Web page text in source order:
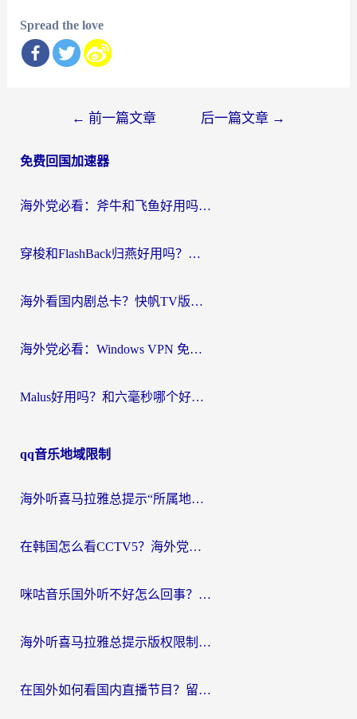
Spread the love
导
← 前一篇文章 后一篇文章 →
免费回国加速器
海外党必看：斧牛和飞鱼好用吗？3步选对回国加速器，无缝刷剧玩国服
穿梭和FlashBack归燕好用吗？海外党亲测3款热门回国加速器，教你选对不踩坑
海外看国内剧总卡？快帆TV版VPN好用吗？和快滚VPN对比哪个回国效果更好？
海外党必看：Windows VPN 免费？别踩坑！教你选对好用的国内加速器无缝回国
Malus好用吗？和六毫秒哪个好？海外党选回国加速器的避坑指南
qq音乐地域限制
海外听喜马拉雅总提示“所属地区暂时无版权”？这个限制解除方法亲测有效！
在韩国怎么看CCTV5？海外党体育赛事+中文解说观看终极指南
咪咕音乐国外听不好怎么回事？海外党听歌自由的终极解决方案来了
海外听喜马拉雅总提示版权限制？3步解决+2个音乐平台问题全攻略
在国外如何看国内直播节目？留学生亲测有效的追剧加速指南